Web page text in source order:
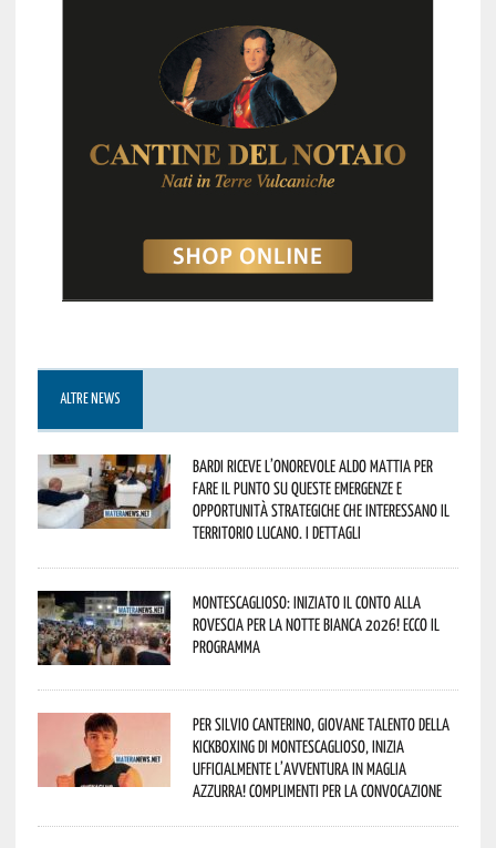
ALTRE NEWS
Bardi riceve l’onorevole Aldo Mattia per
fare il punto su queste emergenze e
opportunità strategiche che interessano il
territorio lucano. I dettagli
Montescaglioso: iniziato il conto alla
rovescia per la Notte Bianca 2026! Ecco il
programma
Per Silvio Canterino, giovane talento della
kickboxing di Montescaglioso, inizia
ufficialmente l’avventura in maglia
azzurra! Complimenti per la convocazione